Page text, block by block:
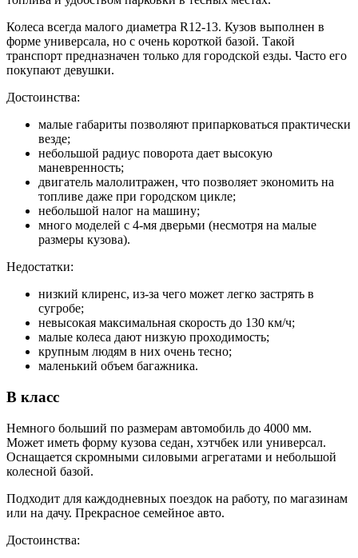
Колеса всегда малого диаметра R12-13. Кузов выполнен в
форме универсала, но с очень короткой базой. Такой
транспорт предназначен только для городской езды. Часто его
покупают девушки.
Достоинства:
малые габариты позволяют припарковаться практически
везде;
небольшой радиус поворота дает высокую
маневренность;
двигатель малолитражен, что позволяет экономить на
топливе даже при городском цикле;
небольшой налог на машину;
много моделей с 4-мя дверьми (несмотря на малые
размеры кузова).
Недостатки:
низкий клиренс, из-за чего может легко застрять в
сугробе;
невысокая максимальная скорость до 130 км/ч;
малые колеса дают низкую проходимость;
крупным людям в них очень тесно;
маленький объем багажника.
В класс
Немного больший по размерам автомобиль до 4000 мм.
Может иметь форму кузова седан, хэтчбек или универсал.
Оснащается скромными силовыми агрегатами и небольшой
колесной базой.
Подходит для каждодневных поездок на работу, по магазинам
или на дачу. Прекрасное семейное авто.
Достоинства: